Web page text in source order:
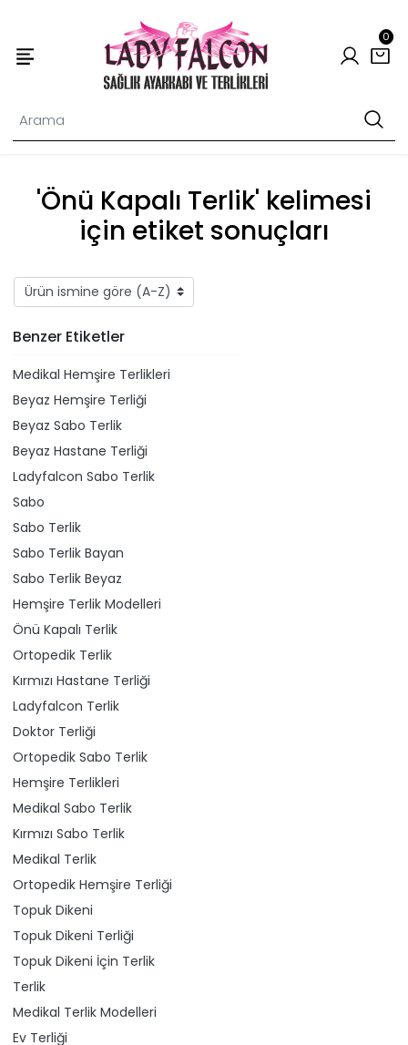
0
'Önü Kapalı Terlik' kelimesi
için etiket sonuçları
Benzer Etiketler
Medikal Hemşire Terlikleri
Beyaz Hemşire Terliği
Beyaz Sabo Terlik
Beyaz Hastane Terliği
Ladyfalcon Sabo Terlik
Sabo
Sabo Terlik
Sabo Terlik Bayan
Sabo Terlik Beyaz
Hemşire Terlik Modelleri
Önü Kapalı Terlik
Ortopedik Terlik
Kırmızı Hastane Terliği
Ladyfalcon Terlik
Doktor Terliği
Ortopedik Sabo Terlik
Hemşire Terlikleri
Medikal Sabo Terlik
Kırmızı Sabo Terlik
Medikal Terlik
Ortopedik Hemşire Terliği
Topuk Dikeni
Topuk Dikeni Terliği
Topuk Dikeni İçin Terlik
Terlik
Medikal Terlik Modelleri
Ev Terliği